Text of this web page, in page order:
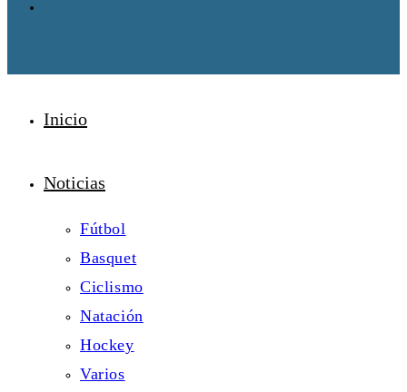
Inicio
Noticias
Fútbol
Basquet
Ciclismo
Natación
Hockey
Varios